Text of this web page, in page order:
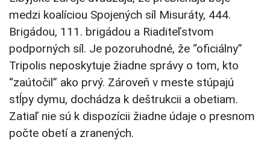
medzi koalíciou Spojených síl Misuráty, 444.
Brigádou, 111. brigádou a Riaditeľstvom
podporných síl. Je pozoruhodné, že “oficiálny”
Tripolis neposkytuje žiadne správy o tom, kto
“zaútočil” ako prvý. Zároveň v meste stúpajú
stĺpy dymu, dochádza k deštrukcii a obetiam.
Zatiaľ nie sú k dispozícii žiadne údaje o presnom
počte obetí a zranených.